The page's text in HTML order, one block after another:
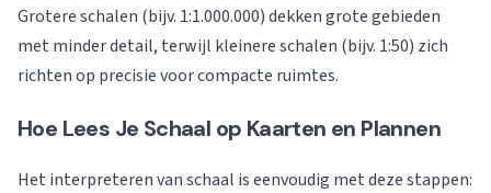
Grotere schalen (bijv. 1:1.000.000) dekken grote gebieden
met minder detail, terwijl kleinere schalen (bijv. 1:50) zich
richten op precisie voor compacte ruimtes.
Hoe Lees Je Schaal op Kaarten en Plannen
Het interpreteren van schaal is eenvoudig met deze stappen: